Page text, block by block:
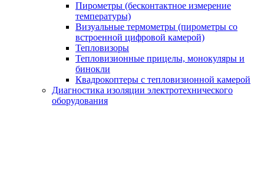
Пирометры (бесконтактное измерение
температуры)
Визуальные термометры (пирометры со
встроенной цифровой камерой)
Тепловизоры
Тепловизионные прицелы, монокуляры и
бинокли
Квадрокоптеры с тепловизионной камерой
Диагностика изоляции электротехнического
оборудования